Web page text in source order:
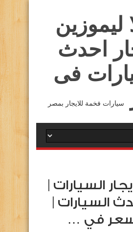
ليموزين
احدث
فى
سيارات فخمة للايجار بمصر
السيارات |
السيارات |
في …